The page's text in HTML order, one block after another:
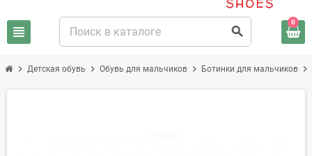
view_headline search
0
chevron_right Детская обувь chevron_right Обувь для мальчиков chevron_right Ботинки для мальчиков chevron_right